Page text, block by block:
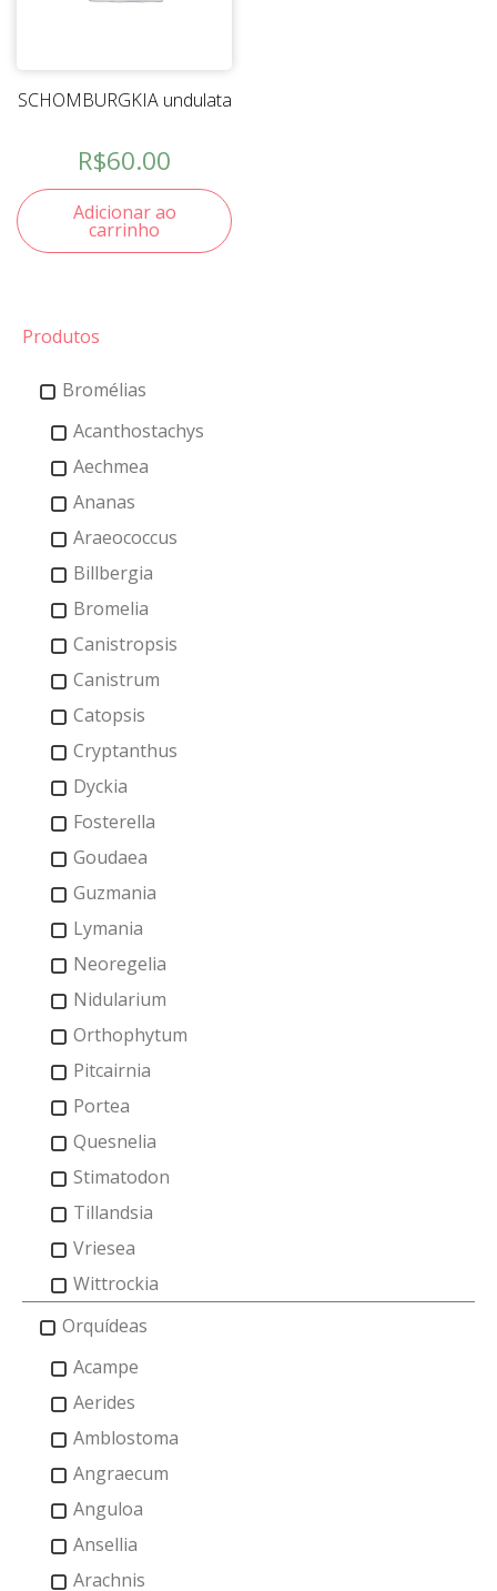
SCHOMBURGKIA undulata
R$60.00
Adicionar ao
carrinho
Produtos
Bromélias
Acanthostachys
Aechmea
Ananas
Araeococcus
Billbergia
Bromelia
Canistropsis
Canistrum
Catopsis
Cryptanthus
Dyckia
Fosterella
Goudaea
Guzmania
Lymania
Neoregelia
Nidularium
Orthophytum
Pitcairnia
Portea
Quesnelia
Stimatodon
Tillandsia
Vriesea
Wittrockia
Orquídeas
Acampe
Aerides
Amblostoma
Angraecum
Anguloa
Ansellia
Arachnis